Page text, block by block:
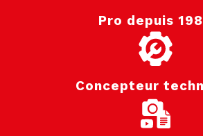
Pro depuis
Concepteur